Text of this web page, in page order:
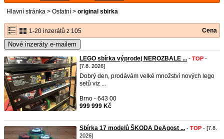
Hlavní stránka > Ostatní > original sbirka
1-20 inzerátů z 105 Cena
Nové inzeráty e-mailem
LEGO sbírka výprodej NEROZBALE ... - TOP -
[7.8. 2026]
Dobrý den, prodávám velké množství nových lego
setů viz ...
Brno - 643 00
999 999 Kč
Sbírka 17 modelů ŠKODA DeAgost ... - TOP - [7.8.
2026]